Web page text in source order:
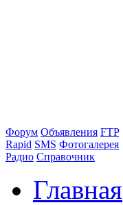
Форум Объявления FTP
Rapid SMS Фотогалерея
Радио Справочник
Главная